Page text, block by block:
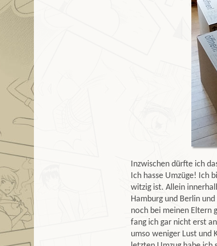
Inzwischen dürfte ich
Ich hasse Umzüge! Ich
witzig ist. Allein
Hamburg und Berlin
noch bei meinen Eltern
fang ich gar nicht erst
umso weniger Lust und